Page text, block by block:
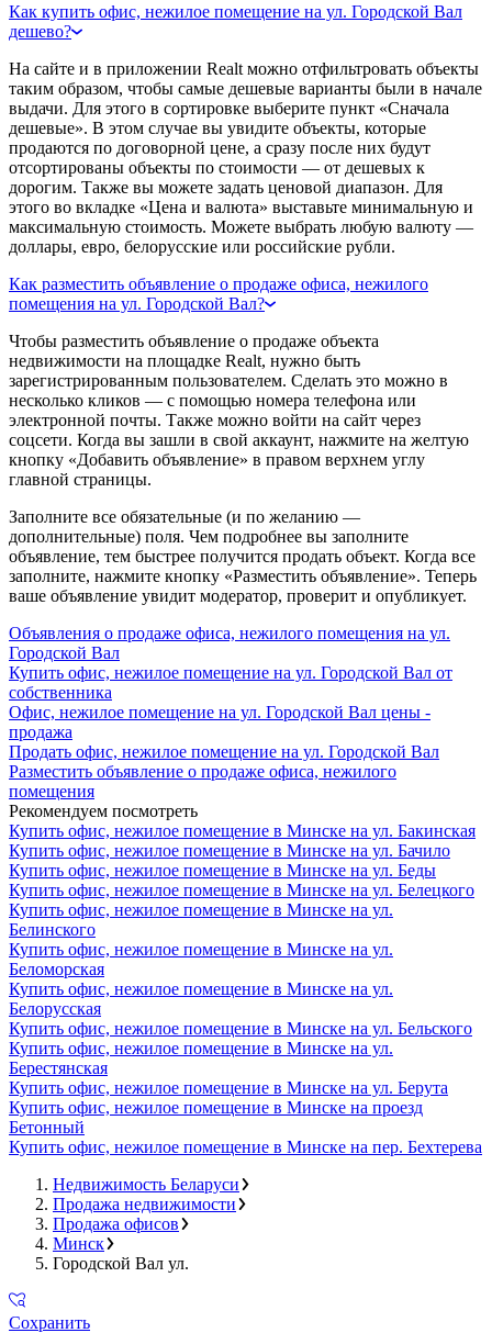
Как купить офис, нежилое помещение на ул. Городской Вал
дешево?
На сайте и в приложении Realt можно отфильтровать объекты
таким образом, чтобы самые дешевые варианты были в начале
выдачи. Для этого в сортировке выберите пункт «Сначала
дешевые». В этом случае вы увидите объекты, которые
продаются по договорной цене, а сразу после них будут
отсортированы объекты по стоимости — от дешевых к
дорогим. Также вы можете задать ценовой диапазон. Для
этого во вкладке «Цена и валюта» выставьте минимальную и
максимальную стоимость. Можете выбрать любую валюту —
доллары, евро, белорусские или российские рубли.
Как разместить объявление о продаже офиса, нежилого
помещения на ул. Городской Вал?
Чтобы разместить объявление о продаже объекта
недвижимости на площадке Realt, нужно быть
зарегистрированным пользователем. Сделать это можно в
несколько кликов — с помощью номера телефона или
электронной почты. Также можно войти на сайт через
соцсети. Когда вы зашли в свой аккаунт, нажмите на желтую
кнопку «Добавить объявление» в правом верхнем углу
главной страницы.
Заполните все обязательные (и по желанию —
дополнительные) поля. Чем подробнее вы заполните
объявление, тем быстрее получится продать объект. Когда все
заполните, нажмите кнопку «Разместить объявление». Теперь
ваше объявление увидит модератор, проверит и опубликует.
Объявления о продаже офиса, нежилого помещения на ул.
Городской Вал
Купить офис, нежилое помещение на ул. Городской Вал от
собственника
Офис, нежилое помещение на ул. Городской Вал цены -
продажа
Продать офис, нежилое помещение на ул. Городской Вал
Разместить объявление о продаже офиса, нежилого
помещения
Рекомендуем посмотреть
Купить офис, нежилое помещение в Минске на ул. Бакинская
Купить офис, нежилое помещение в Минске на ул. Бачило
Купить офис, нежилое помещение в Минске на ул. Беды
Купить офис, нежилое помещение в Минске на ул. Белецкого
Купить офис, нежилое помещение в Минске на ул.
Белинского
Купить офис, нежилое помещение в Минске на ул.
Беломорская
Купить офис, нежилое помещение в Минске на ул.
Белорусская
Купить офис, нежилое помещение в Минске на ул. Бельского
Купить офис, нежилое помещение в Минске на ул.
Берестянская
Купить офис, нежилое помещение в Минске на ул. Берута
Купить офис, нежилое помещение в Минске на проезд
Бетонный
Купить офис, нежилое помещение в Минске на пер. Бехтерева
Недвижимость Беларуси
Продажа недвижимости
Продажа офисов
Минск
Городской Вал ул.
Сохранить